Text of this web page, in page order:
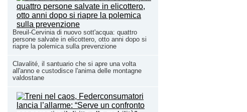
Breuil-Cervinia di nuovo sott'acqua: quattro
persone salvate in elicottero, otto anni dopo si
riapre la polemica sulla prevenzione
Clavalité, il santuario che si apre una volta
all'anno e custodisce l'anima delle montagne
valdostane